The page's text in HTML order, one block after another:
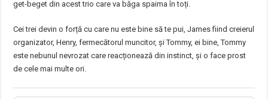
get-beget din acest trio care va băga spaima în toți.
Cei trei devin o forță cu care nu este bine să te pui, James fiind creierul
organizator, Henry, fermecătorul muncitor, și Tommy, ei bine, Tommy
este nebunul nevrozat care reacționează din instinct, și o face prost
de cele mai multe ori.